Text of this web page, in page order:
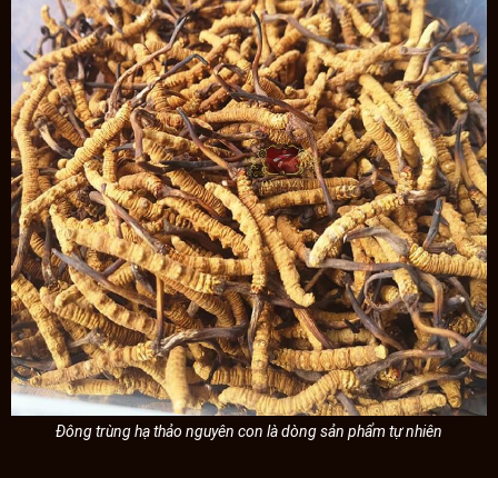
Đông trùng hạ thảo nguyên con là dòng sản phẩm tự nhiên